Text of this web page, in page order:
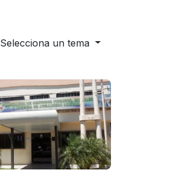
Selecciona un tema